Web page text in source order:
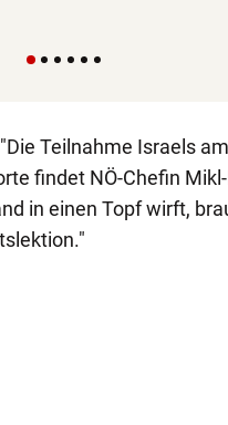
Teilnahme Israels
findet NÖ-Chefin
in einen Topf wirft,